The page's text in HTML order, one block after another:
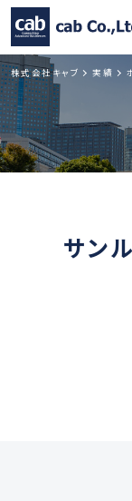
株式会社キャブ 実績
サン